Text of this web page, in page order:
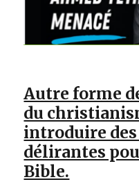
Autre forme
du
introduire
délirantes
Bible.